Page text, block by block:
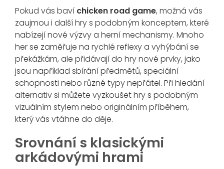
Pokud vás baví chicken road game, možná vás
zaujmou i další hry s podobným konceptem, které
nabízejí nové výzvy a herní mechanismy. Mnoho
her se zaměřuje na rychlé reflexy a vyhýbání se
překážkám, ale přidávají do hry nové prvky, jako
jsou například sbírání předmětů, speciální
schopnosti nebo různé typy nepřátel. Při hledání
alternativ si můžete vyzkoušet hry s podobným
vizuálním stylem nebo originálním příběhem,
který vás vtáhne do děje.
Srovnání s klasickými
arkádovými hrami